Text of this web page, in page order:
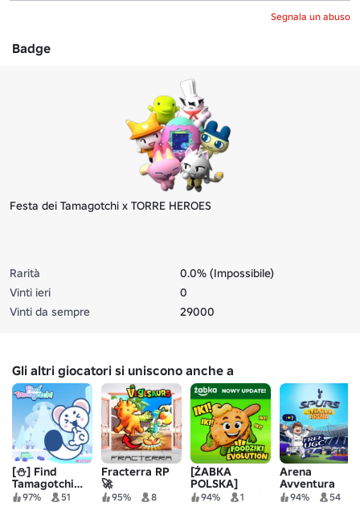
Segnala un abuso
Badge
Festa dei Tamagotchi x TORRE HEROES
Rarità
0.0% (Impossibile)
Vinti ieri
0
Vinti da sempre
29000
Gli altri giocatori si uniscono anche a
[⛄] Find
Tamagotchi［204］
97% 51
Fracterra RP
🚀
95% 8
[ŻABKA
POLSKA]
Evoluzione di
94% 1
Arena
Avventura
Spurs -
94% 54